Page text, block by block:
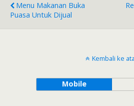
Menu Makanan Buka
Puasa Untuk Dijual
Kembali ke
Mobile